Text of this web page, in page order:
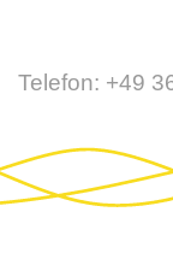
Direkt
Telefon: +49